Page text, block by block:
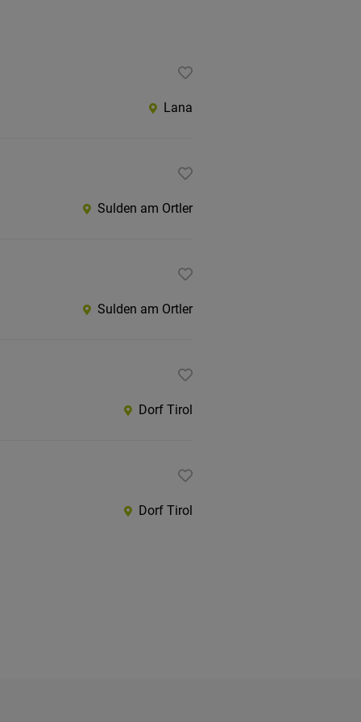
Lana
Sulden am Ortler
Sulden am Ortler
Dorf Tirol
Dorf Tirol